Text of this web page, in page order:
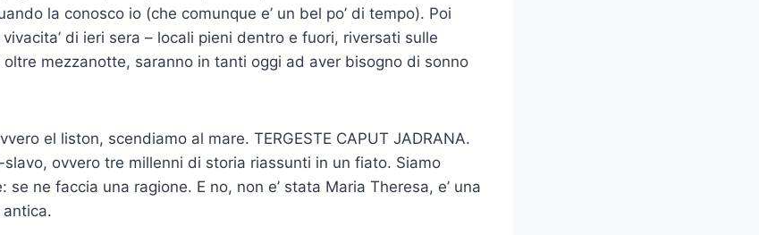
la conosco io (che comunque e’ un bel po’ di tempo). Poi
di ieri sera – locali pieni dentro e fuori, riversati sulle
mezzanotte, saranno in tanti oggi ad aver bisogno di sonno
el liston, scendiamo al mare. TERGESTE CAPUT JADRANA.
ovvero tre millenni di storia riassunti in un fiato. Siamo
se ne faccia una ragione. E no, non e’ stata Maria Theresa, e’ una
antica.